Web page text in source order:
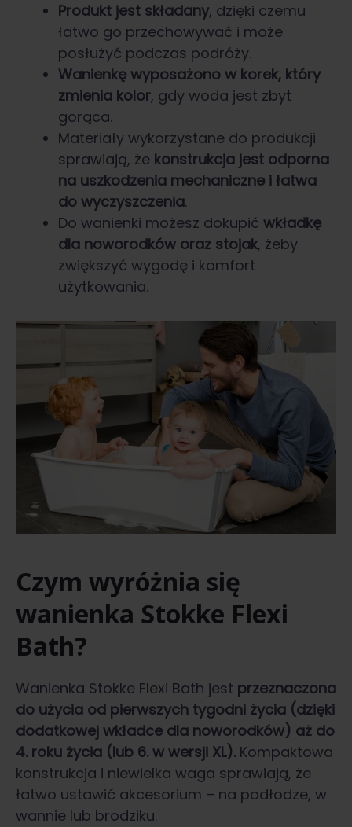
Produkt jest składany, dzięki czemu
łatwo go przechowywać i może
posłużyć podczas podróży.
Wanienkę wyposażono w korek, który
zmienia kolor, gdy woda jest zbyt
gorąca.
Materiały wykorzystane do produkcji
sprawiają, że konstrukcja jest odporna
na uszkodzenia mechaniczne i łatwa
do wyczyszczenia.
Do wanienki możesz dokupić wkładkę
dla noworodków oraz stojak, żeby
zwiększyć wygodę i komfort
użytkowania.
Czym wyróżnia się
wanienka Stokke Flexi
Bath?
Wanienka Stokke Flexi Bath jest przeznaczona
do użycia od pierwszych tygodni życia (dzięki
dodatkowej wkładce dla noworodków) aż do
4. roku życia (lub 6. w wersji XL). Kompaktowa
konstrukcja i niewielka waga sprawiają, że
łatwo ustawić akcesorium – na podłodze, w
wannie lub brodziku.